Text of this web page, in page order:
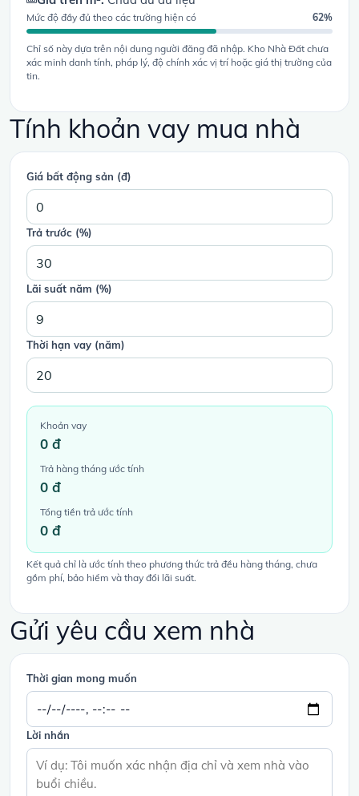
Mức độ đầy đủ theo các trường hiện có 62%
Chỉ số này dựa trên nội dung người đăng đã nhập. Kho Nhà Đất chưa
xác minh danh tính, pháp lý, độ chính xác vị trí hoặc giá thị trường của
tin.
Tính khoản vay mua nhà
Giá bất động sản (đ)
Trả trước (%)
Lãi suất năm (%)
Thời hạn vay (năm)
Khoản vay
0 đ
Trả hàng tháng ước tính
0 đ
Tổng tiền trả ước tính
0 đ
Kết quả chỉ là ước tính theo phương thức trả đều hàng tháng, chưa
gồm phí, bảo hiểm và thay đổi lãi suất.
Gửi yêu cầu xem nhà
Thời gian mong muốn
Lời nhắn